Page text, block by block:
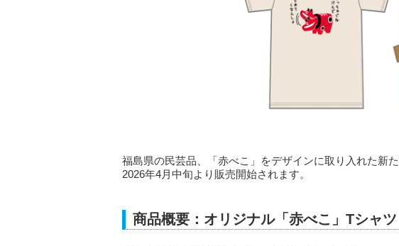
福島県の民芸品、「赤べこ」をデザインに取り入れた新
2026年4月中旬より販売開始されます。
商品概要：オリジナル「赤べこ」Tシャツ